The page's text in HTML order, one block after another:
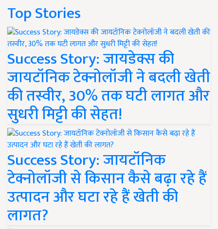
Top Stories
Success Story: जायडेक्स की
जायटॉनिक टेक्नोलॉजी ने बदली खेती
की तस्वीर, 30% तक घटी लागत और
सुधरी मिट्टी की सेहत!
Success Story: जायटॉनिक
टेक्नोलॉजी से किसान कैसे बढ़ा रहे हैं
उत्पादन और घटा रहे हैं खेती की
लागत?